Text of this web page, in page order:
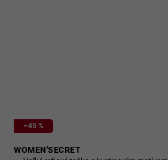
–45 %
WOMEN'SECRET